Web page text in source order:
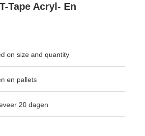
Tape Acryl- En
on size and quantity
en pallets
20 dagen